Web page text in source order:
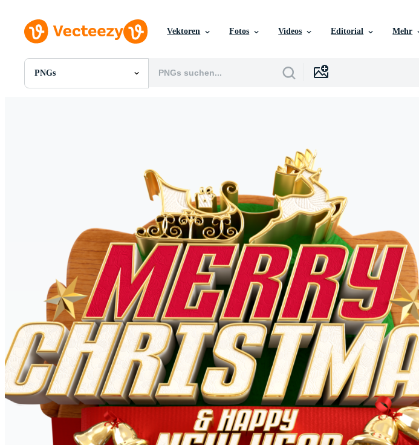
Vektoren Fotos Videos Editorial Mehr
PNGs
Alle Bilder